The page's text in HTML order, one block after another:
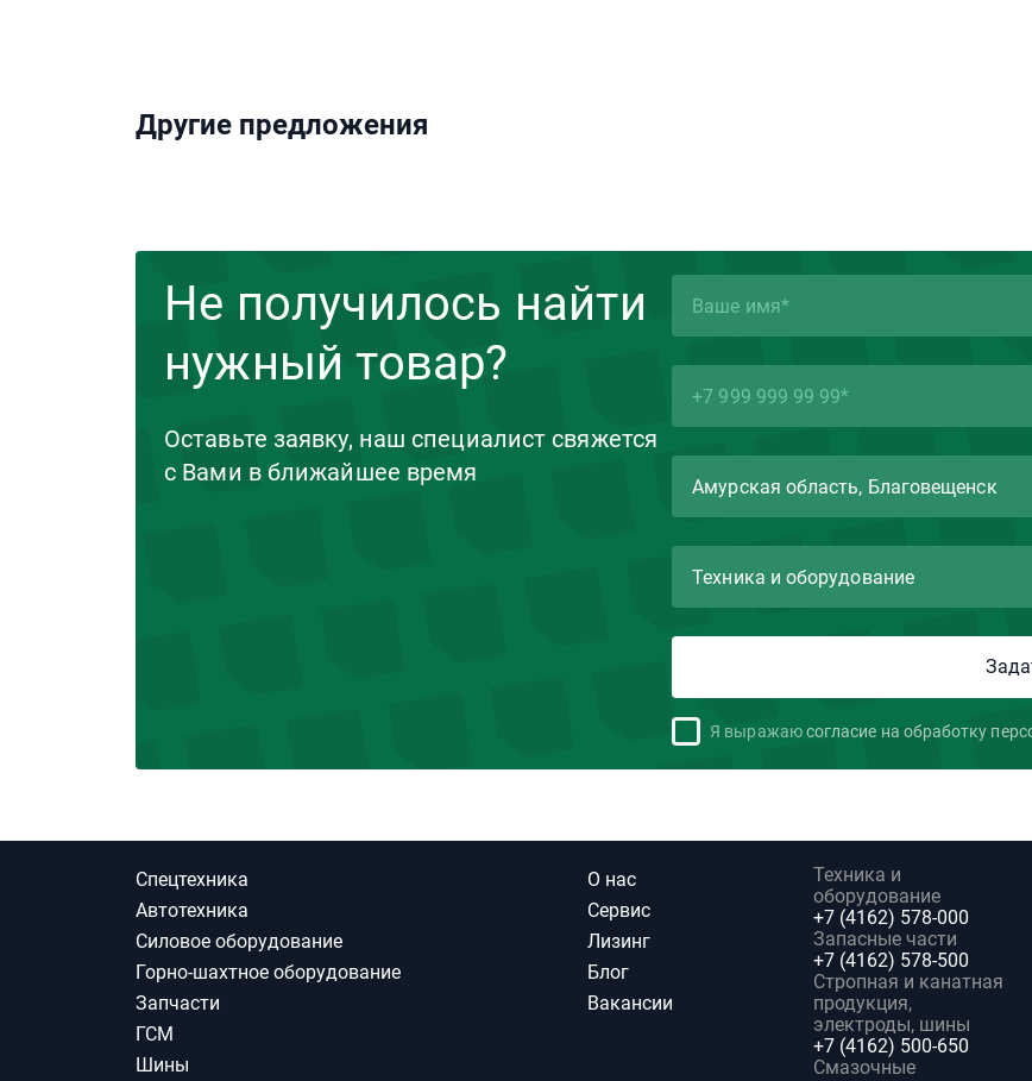
Другие предложения
Не получилось найти
нужный товар?
Оставьте заявку, наш специалист свяжется
с Вами в ближайшее время
Я выражаюсогласие на обработку
Спецтехника
Автотехника
Силовое оборудование
Горно-шахтное оборудование
Запчасти
ГСМ
Шины
О нас
Сервис
Лизинг
Блог
Вакансии
Техника и
оборудование
+7 (4162) 578-000
Запасные части
+7 (4162) 578-500
Стропная и канатная
продукция,
электроды, шины
+7 (4162) 500-650
Смазочные